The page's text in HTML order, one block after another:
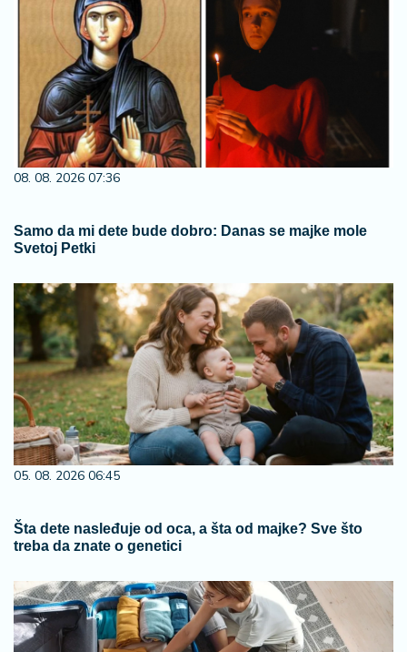
08. 08. 2026 07:36
Samo da mi dete bude dobro: Danas se majke mole
Svetoj Petki
05. 08. 2026 06:45
Šta dete nasleđuje od oca, a šta od majke? Sve što
treba da znate o genetici